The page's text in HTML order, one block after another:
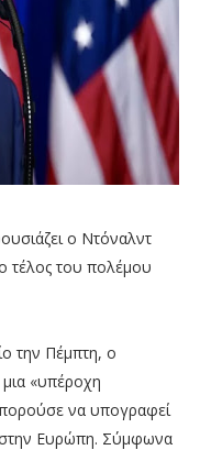
ο Ντόναλντ
τέλος του πολέμου
την Πέμπτη, ο
«υπέροχη
να υπογραφεί
στην Ευρώπη. Σύμφωνα